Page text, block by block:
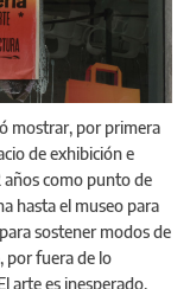
mostrar, por primera
de exhibición e
años como punto de
hasta el museo para
sostener modos de
por fuera de lo
arte es inesperado.